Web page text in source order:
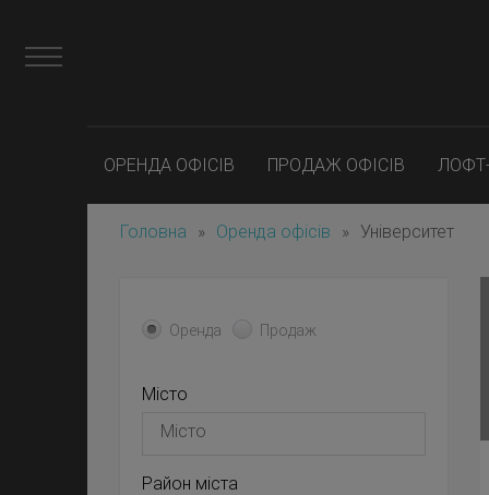
ОРЕНДА ОФІСІВ ПРОДАЖ ОФІСІВ
Головна » Оренда офісів » Університет
Оренда Продаж
Місто
Район міста